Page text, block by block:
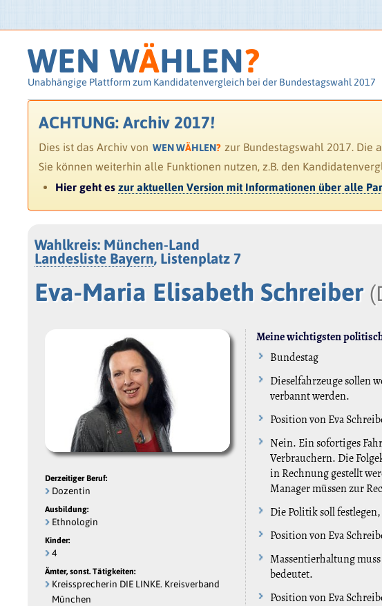
WEN WÄHLEN?
Unabhängige Plattform zum Kandidatenvergleich bei der Bundestagswahl 2017
ACHTUNG: Archiv 2017!
Dies ist das Archiv von WEN WÄHLEN? zur Bundestagswahl 2017. Die
Sie können weiterhin alle Funktionen nutzen, z.B. den
Hier geht eszur aktuellen Version mit Informationen über alle
Wahlkreis: München-Land
Landesliste Bayern, Listenplatz 7
Eva-Maria Elisabeth Schreiber
Derzeitiger Beruf:
Dozentin
Ausbildung:
Ethnologin
Kinder:
4
Ämter, sonst. Tätigkeiten:
Kreissprecherin DIE LINKE. Kreisverband
München
Meine wichtigsten
Bundestag
Dieselfahrzeuge sollen
verbannt werden.
Position von Eva
Nein. Ein sofortiges
Verbrauchern. Die
in Rechnung gestellt
Manager müssen zur
Die Politik soll
Position von Eva
Massentierhaltung
bedeutet.
Position von Eva